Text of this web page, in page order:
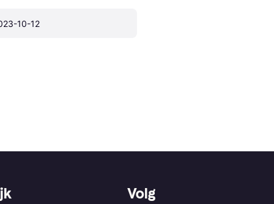
10-12
Volg